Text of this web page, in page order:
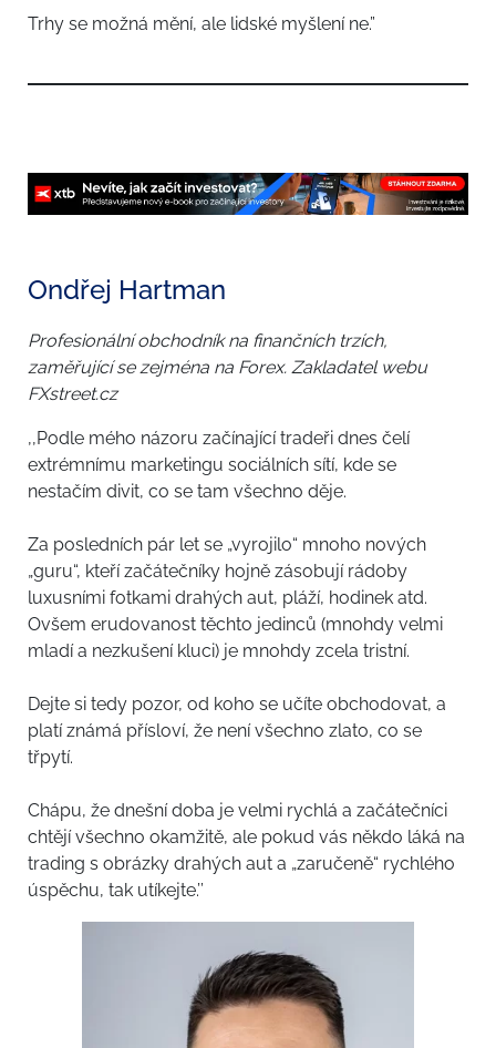
Trhy se možná mění, ale lidské myšlení ne.”
Ondřej Hartman
Profesionální obchodník na finančních trzích,
zaměřující se zejména na Forex. Zakladatel webu
FXstreet.cz
,,Podle mého názoru začínající tradeři dnes čelí
extrémnímu marketingu sociálních sítí, kde se
nestačím divit, co se tam všechno děje.
Za posledních pár let se „vyrojilo“ mnoho nových
„guru“, kteří začátečníky hojně zásobují rádoby
luxusními fotkami drahých aut, pláží, hodinek atd.
Ovšem erudovanost těchto jedinců (mnohdy velmi
mladí a nezkušení kluci) je mnohdy zcela tristní.
Dejte si tedy pozor, od koho se učíte obchodovat, a
platí známá přísloví, že není všechno zlato, co se
třpytí.
Chápu, že dnešní doba je velmi rychlá a začátečníci
chtějí všechno okamžitě, ale pokud vás někdo láká na
trading s obrázky drahých aut a „zaručeně“ rychlého
úspěchu, tak utíkejte.’’